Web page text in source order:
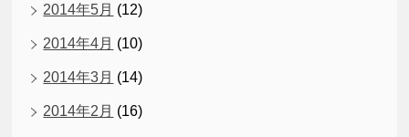
2014年5月 (12)
2014年4月 (10)
2014年3月 (14)
2014年2月 (16)